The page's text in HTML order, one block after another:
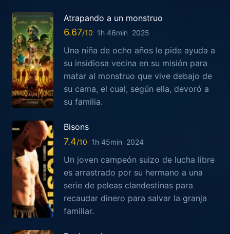
Atrapando a un monstruo
6.67 1h 46min 2025
Una niña de ocho años le pide ayuda a
su insidiosa vecina en su misión para
matar al monstruo que vive debajo de
su cama, el cual, según ella, devoró a
su familia.
Bisons
7.4 1h 45min 2024
Un joven campeón suizo de lucha libre
es arrastrado por su hermano a una
serie de peleas clandestinas para
recaudar dinero para salvar la granja
familiar.